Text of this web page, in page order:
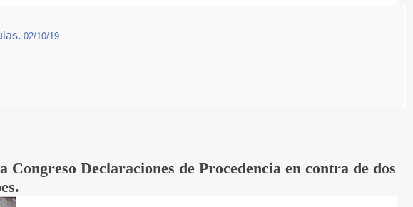
02/10/19
Congreso Declaraciones de Procedencia en contra de dos